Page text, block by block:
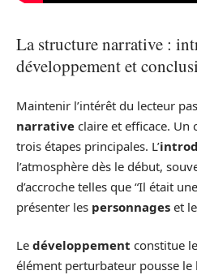
La structure narrative :
développement et
Maintenir l’intérêt du lecteur
narrative claire et efficace.
trois étapes principales. L’
l’atmosphère dès le début,
d’accroche telles que “Il était
présenter les personnages et
Le développement constitue
élément perturbateur pousse le